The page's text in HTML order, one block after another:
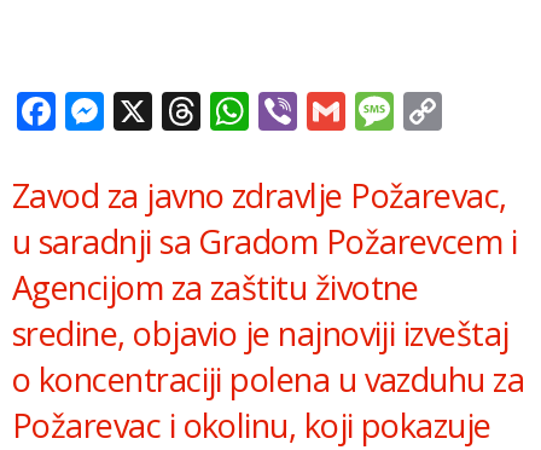
Facebook
Messenger
X Threads
WhatsApp
ViberGmail
Zavod za javno zdravlje Požarevac,
u saradnji sa Gradom Požarevcem i
Agencijom za zaštitu životne
sredine, objavio je najnoviji izveštaj
o koncentraciji polena u vazduhu za
Požarevac i okolinu, koji pokazuje